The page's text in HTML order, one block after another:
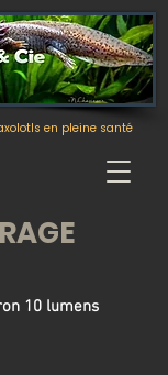
en pleine santé
10 lumens